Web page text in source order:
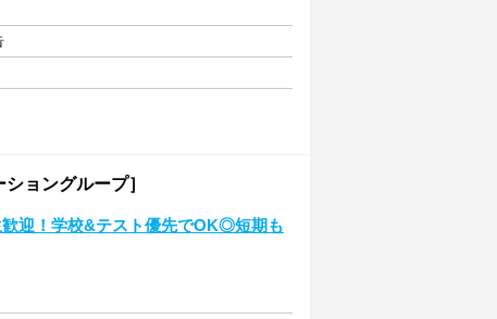
ョングループ］
迎！学校&テスト優先でOK◎短期も